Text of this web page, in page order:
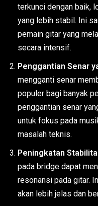
terkunci dengan baik,
yang lebih stabil. Ini
pemain gitar yang
secara intensif.
Penggantian Senar
mengganti senar
populer bagi banyak
penggantian senar
untuk fokus pada
masalah teknis.
Peningkatan
pada bridge dapat
resonansi pada gitar.
akan lebih jelas dan